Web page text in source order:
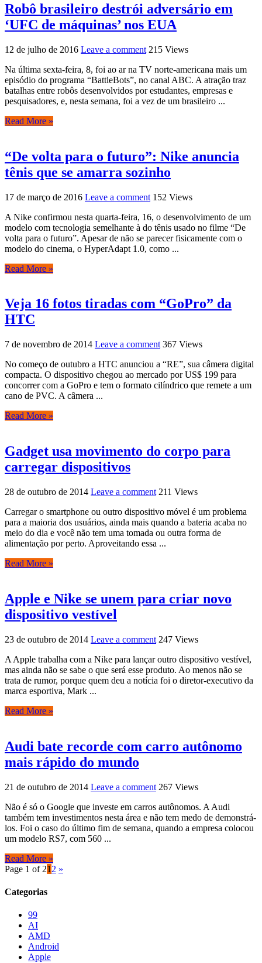
Robô brasileiro destrói adversário em
‘UFC de máquinas’ nos EUA
12 de julho de 2016 Leave a comment 215 Views
Na última sexta-feira, 8, foi ao ar na TV norte-americana mais um
episódio do programa “BattleBots”, no canal ABC. A atração traz
batalhas entre robôs desenvolvidos por estudantes, empresas e
pesquisadores, e, nesta semana, foi a vez de um brasileiro ...
Read More »
“De volta para o futuro”: Nike anuncia
tênis que se amarra sozinho
17 de março de 2016 Leave a comment 152 Views
A Nike confirmou nesta quarta-feira, 16, o desenvolvimento de um
modelo com tecnologia semelhante à do tênis usado no filme “De
volta para o futuro”. Apesar de não se parecer fisicamente com o
modelo do cinema, o HyperAdapt 1.0, como ...
Read More »
Veja 16 fotos tiradas com “GoPro” da
HTC
7 de novembro de 2014 Leave a comment 367 Views
No começo de outubro a HTC anunciou a “RE”, sua câmera digital
compacta. O dispositivo chegou ao mercado por US$ 199 para
concorrer com a GoPro e tem o formato cilíndrico que remete a um
cano de PVC. A câmera ...
Read More »
Gadget usa movimento do corpo para
carregar dispositivos
28 de outubro de 2014 Leave a comment 211 Views
Carregar o smartphone ou outro dispositivo móvel é um problema
para a maioria dos usuários, ainda mais quando a bateria acaba no
meio do dia e você não tem uma tomada ou outra forma de
alimentação por perto. Aproveitando essa ...
Read More »
Apple e Nike se unem para criar novo
dispositivo vestível
23 de outubro de 2014 Leave a comment 247 Views
A Apple trabalha com a Nike para lançar outro dispositivo vestível,
mas ainda não se sabe o que será esse produto. Ao menos não se
trata de rumor, porque quem deu a notícia foi o diretor-executivo da
marca esportiva, Mark ...
Read More »
Audi bate recorde com carro autônomo
mais rápido do mundo
21 de outubro de 2014 Leave a comment 267 Views
Não é só o Google que investe em carros autônomos. A Audi
também tem investimentos nesta área e não tem medo de demonstrá-
los. Foi o caso do último fim de semana, quando a empresa colocou
um modelo RS7, com 560 ...
Read More »
Page 1 of 21 2 »
Categorias
99
AI
AMD
Android
Apple